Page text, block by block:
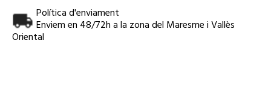
Política d'enviament
Enviem en 48/72h a la zona del Maresme i Vallès
Oriental